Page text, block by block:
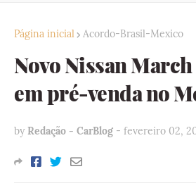
Página inicial Acordo-Brasil-Mexico
Novo Nissan
em pré-venda no
by Redação - CarBlog - fevereiro 02,